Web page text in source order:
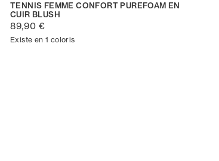
TENNIS FEMME CONFORT PUREFOAM EN
CUIR BLUSH
89,90 €
Existe en 1 coloris